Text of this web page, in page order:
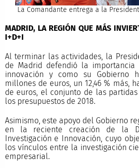
La Comandante entrega a la
MADRID, LA REGIÓN QUE MÁS
I+D+I
Al terminar las actividades, la
de Madrid defendió la
innovación y como su Gobierno
millones de euros, un 12,46 % más,
de euros, el conjunto de las
los presupuestos de 2018.
Asimismo, este apoyo del Gobierno
en la reciente creación de la
Investigación e Innovación, cuyo
los vínculos entre la investigación
empresarial.